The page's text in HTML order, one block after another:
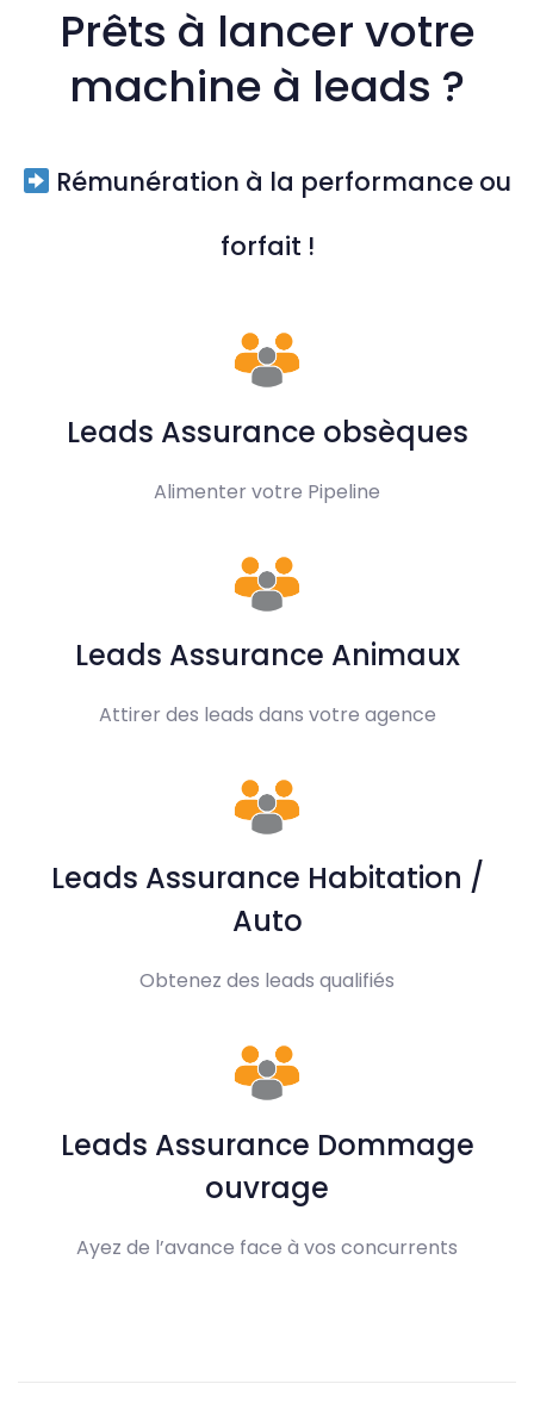
Prêts à lancer votre
machine à leads ?
Rémunération à la performance ou
forfait !
Leads Assurance obsèques
Alimenter votre Pipeline
Leads Assurance Animaux
Attirer des leads dans votre agence
Leads Assurance Habitation /
Auto
Obtenez des leads qualifiés
Leads Assurance Dommage
ouvrage
Ayez de l’avance face à vos concurrents